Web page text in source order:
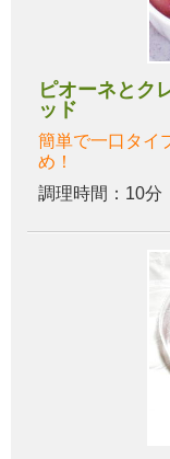
ピオーネとク
ッド
簡単で一口タイ
め！
調理時間：10分